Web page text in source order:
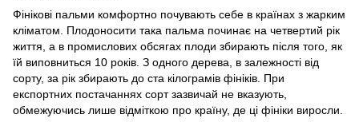
Фінікові пальми комфортно почувають себе в країнах з жарким
кліматом. Плодоносити така пальма починає на четвертий рік
життя, а в промислових обсягах плоди збирають після того, як
їй виповниться 10 років. З одного дерева, в залежності від
сорту, за рік збирають до ста кілограмів фініків. При
експортних постачаннях сорт зазвичай не вказують,
обмежуючись лише відміткою про країну, де ці фініки виросли.